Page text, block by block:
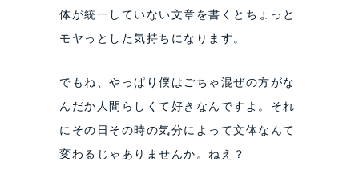
体が統一していない文章を書くとちょっと
モヤっとした気持ちになります。
でもね、やっぱり僕はごちゃ混ぜの方がな
んだか人間らしくて好きなんですよ。それ
にその日その時の気分によって文体なんて
変わるじゃありませんか。ねえ？